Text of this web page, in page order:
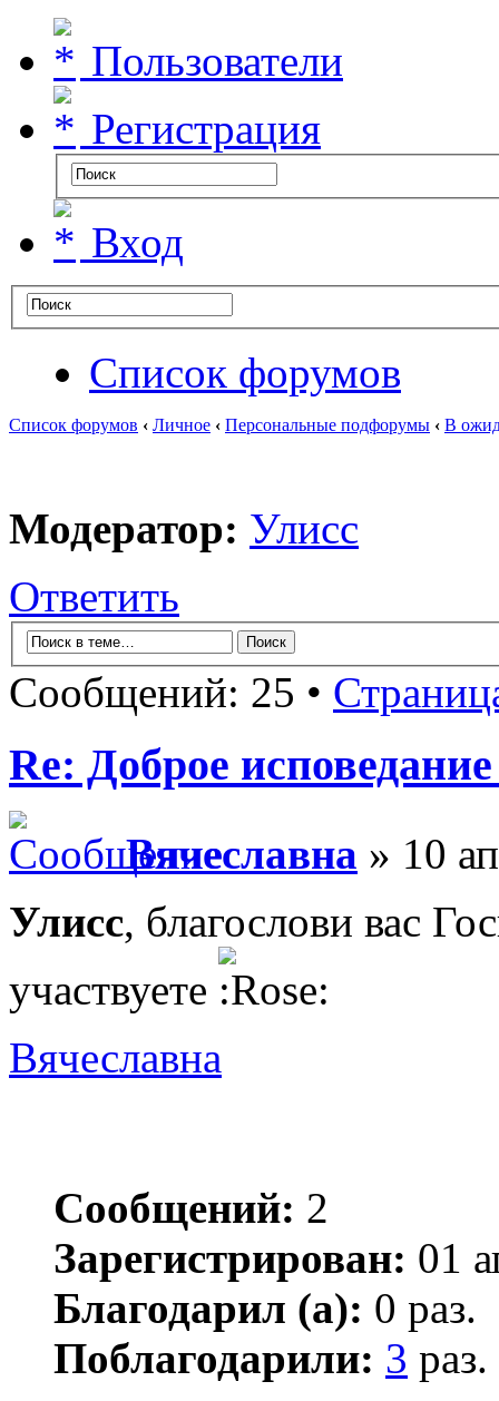
Пользователи
Регистрация
Вход
Список форумов
Список форумов ‹ Личное ‹ Персональные подфорумы ‹ В
Модератор: Улисс
Ответить
Сообщений: 25 •
Re: Доброе
Вячеславна » 10
Улисс, благослови вас
участвуете
Вячеславна
Сообщений: 2
Зарегистрирован: 01
Благодарил (а): 0 раз.
Поблагодарили: 3 раз.